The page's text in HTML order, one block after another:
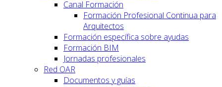
Canal Formación
Formación Profesional Continua para
Arquitectos
Formación específica sobre ayudas
Formación BIM
Jornadas profesionales
Red OAR
Documentos y guías